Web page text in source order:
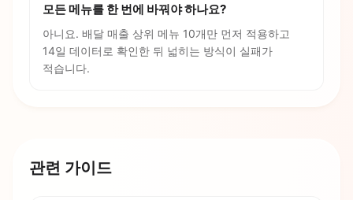
모든 메뉴를 한 번에 바꿔야 하나요?
아니요. 배달 매출 상위 메뉴 10개만 먼저 적용하고
14일 데이터로 확인한 뒤 넓히는 방식이 실패가
적습니다.
관련 가이드